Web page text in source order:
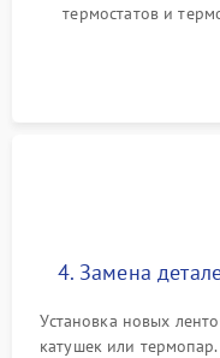
термостатов и
модуля, реле,
индукции). Проверка
4. Замена
Установка новых
катушек или